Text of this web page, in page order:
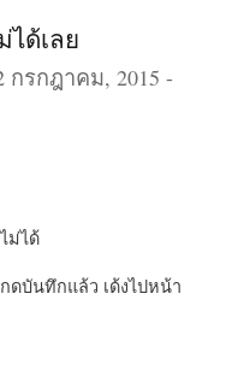
ได้เลย
กรกฎาคม, 2015 -
ม่ได้
ดบันทึกแล้ว เด้งไปหน้า